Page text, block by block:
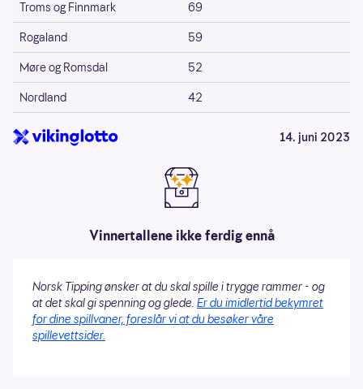
Troms og Finnmark
69
Rogaland
59
Møre og Romsdal
52
Nordland
42
14. juni 2023
Vinnertallene ikke ferdig ennå
Norsk Tipping ønsker at du skal spille i trygge rammer - og
at det skal gi spenning og glede. Er du imidlertid bekymret
for dine spillvaner, foreslår vi at du besøker våre
spillevettsider.